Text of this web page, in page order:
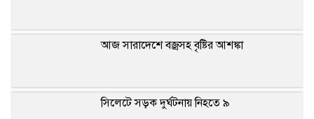
আজ সারাদেশে বজ্রসহ বৃষ্টির আশঙ্কা
সিলেটে সড়ক দুর্ঘটনায় নিহতে ৯